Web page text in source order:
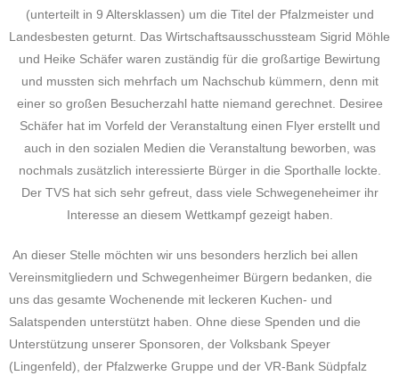
(unterteilt in 9 Altersklassen) um die Titel der Pfalzmeister und
Landesbesten geturnt. Das Wirtschaftsausschussteam Sigrid Möhle
und Heike Schäfer waren zuständig für die großartige Bewirtung
und mussten sich mehrfach um Nachschub kümmern, denn mit
einer so großen Besucherzahl hatte niemand gerechnet. Desiree
Schäfer hat im Vorfeld der Veranstaltung einen Flyer erstellt und
auch in den sozialen Medien die Veranstaltung beworben, was
nochmals zusätzlich interessierte Bürger in die Sporthalle lockte.
Der TVS hat sich sehr gefreut, dass viele Schwegeneheimer ihr
Interesse an diesem Wettkampf gezeigt haben.
An dieser Stelle möchten wir uns besonders herzlich bei allen
Vereinsmitgliedern und Schwegenheimer Bürgern bedanken, die
uns das gesamte Wochenende mit leckeren Kuchen- und
Salatspenden unterstützt haben. Ohne diese Spenden und die
Unterstützung unserer Sponsoren, der Volksbank Speyer
(Lingenfeld), der Pfalzwerke Gruppe und der VR-Bank Südpfalz